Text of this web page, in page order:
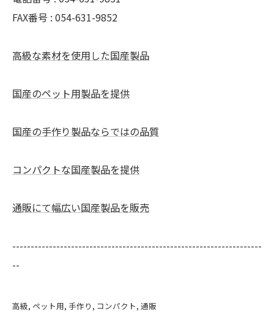
FAX番号 : 054-631-9852
高級な素材を使用した国産製品
国産のペット用製品を提供
国産の手作り製品ならではの品質
コンパクトな国産製品を提供
通販にて幅広い国産製品を販売
--------------------------------------------------------------------
--
高級 ペット用 手作り コンパクト 通販